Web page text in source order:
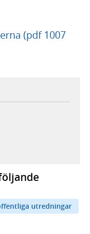
(pdf 1007
webbplats,
webbplats,
utredningar